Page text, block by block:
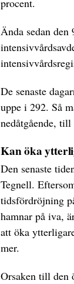
Ända sedan den
De senaste
uppe i 292. Så
nedåtgående,
Kan öka
Den senaste
Tegnell.
tidsfördröjning
hamnar på iva,
att öka
mer.
Orsaken till den